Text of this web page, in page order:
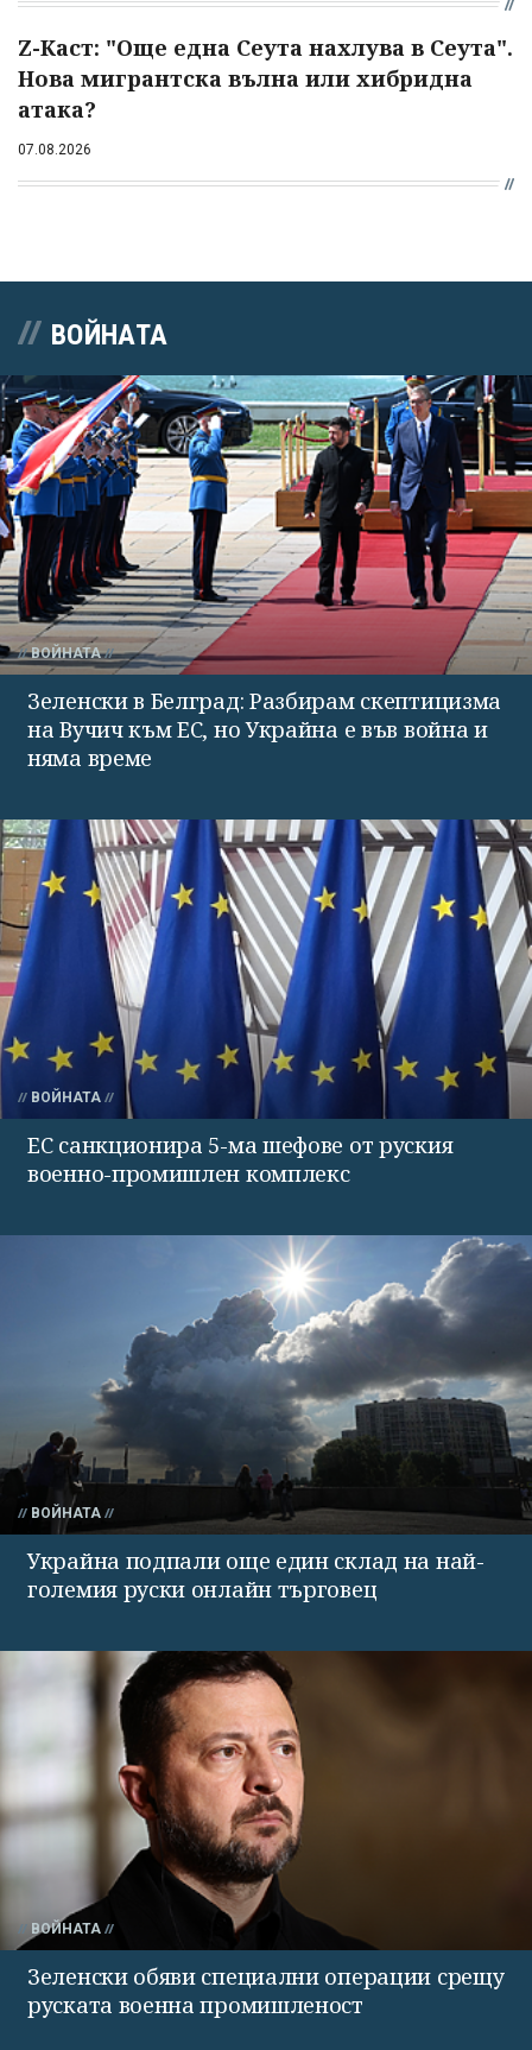
Z-Каст: "Още една Сеута нахлува в Сеута".
Нова мигрантска вълна или хибридна
атака?
07.08.2026
ВОЙНАТА
ВОЙНАТА
Зеленски в Белград: Разбирам скептицизма
на Вучич към ЕС, но Украйна е във война и
няма време
ВОЙНАТА
ЕС санкционира 5-ма шефове от руския
военно-промишлен комплекс
ВОЙНАТА
Украйна подпали още един склад на най-
големия руски онлайн търговец
ВОЙНАТА
Зеленски обяви специални операции срещу
руската военна промишленост